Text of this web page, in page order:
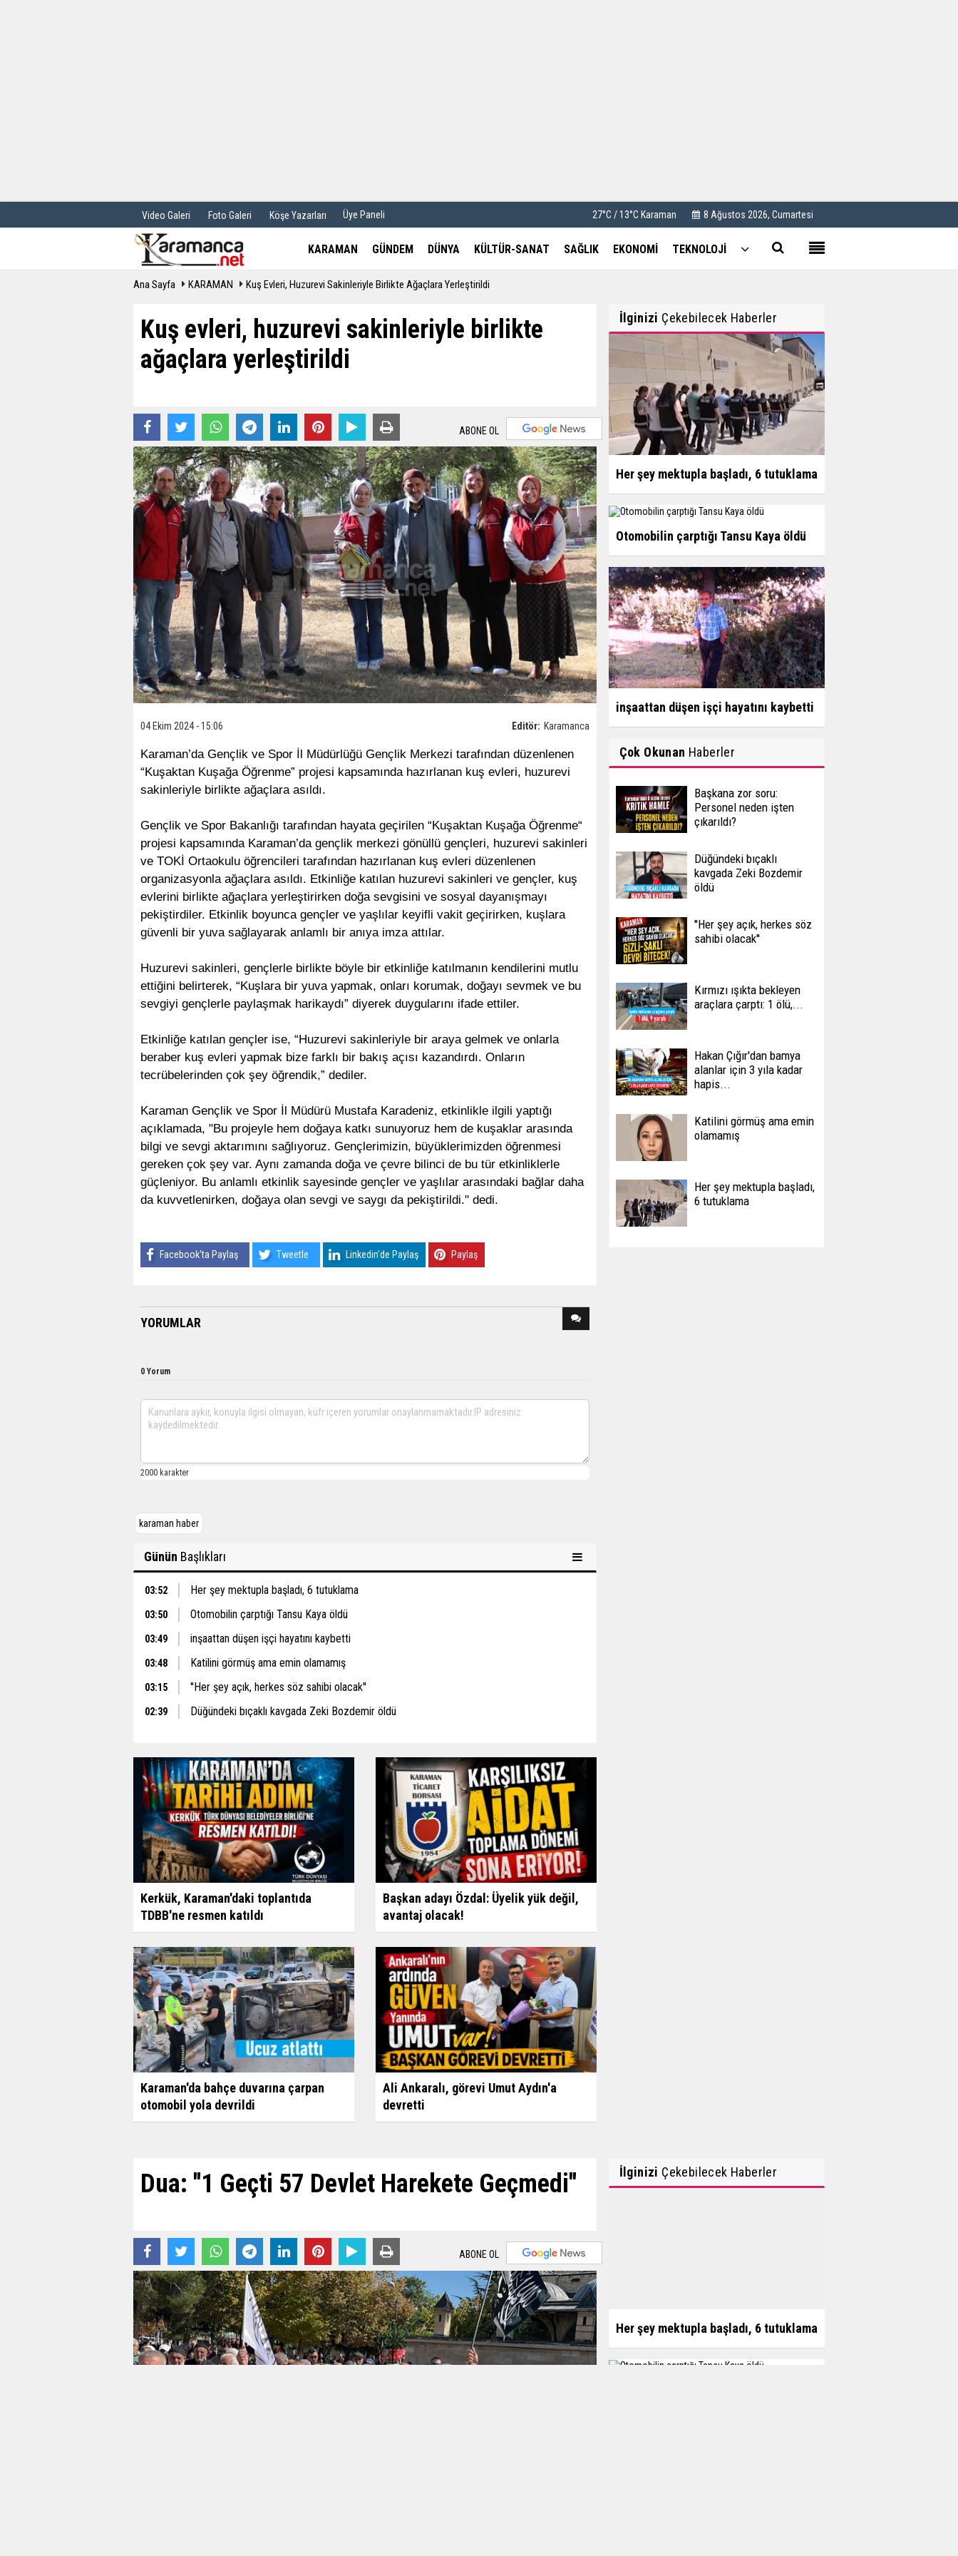
Video Galeri Foto Galeri Köşe Yazarları Üye Paneli 27°C / 13°C Karaman 8 Ağustos 2026, Cumartesi
KARAMAN GÜNDEM DÜNYA KÜLTÜR-SANAT SAĞLIK EKONOMİ TEKNOLOJİ
Ana Sayfa KARAMAN Kuş Evleri, Huzurevi Sakinleriyle Birlikte Ağaçlara Yerleştirildi
Kuş evleri, huzurevi sakinleriyle birlikte
ağaçlara yerleştirildi
ABONE OL
Editör: Karamanca
04 Ekim 2024 - 15:06
Karaman’da Gençlik ve Spor İl Müdürlüğü Gençlik Merkezi tarafından düzenlenen
“Kuşaktan Kuşağa Öğrenme” projesi kapsamında hazırlanan kuş evleri, huzurevi
sakinleriyle birlikte ağaçlara asıldı.
Gençlik ve Spor Bakanlığı tarafından hayata geçirilen “Kuşaktan Kuşağa Öğrenme“
projesi kapsamında Karaman’da gençlik merkezi gönüllü gençleri, huzurevi sakinleri
ve TOKİ Ortaokulu öğrencileri tarafından hazırlanan kuş evleri düzenlenen
organizasyonla ağaçlara asıldı. Etkinliğe katılan huzurevi sakinleri ve gençler, kuş
evlerini birlikte ağaçlara yerleştirirken doğa sevgisini ve sosyal dayanışmayı
pekiştirdiler. Etkinlik boyunca gençler ve yaşlılar keyifli vakit geçirirken, kuşlara
güvenli bir yuva sağlayarak anlamlı bir anıya imza attılar.
Huzurevi sakinleri, gençlerle birlikte böyle bir etkinliğe katılmanın kendilerini mutlu
ettiğini belirterek, “Kuşlara bir yuva yapmak, onları korumak, doğayı sevmek ve bu
sevgiyi gençlerle paylaşmak harikaydı” diyerek duygularını ifade ettiler.
Etkinliğe katılan gençler ise, “Huzurevi sakinleriyle bir araya gelmek ve onlarla
beraber kuş evleri yapmak bize farklı bir bakış açısı kazandırdı. Onların
tecrübelerinden çok şey öğrendik,” dediler.
Karaman Gençlik ve Spor İl Müdürü Mustafa Karadeniz, etkinlikle ilgili yaptığı
açıklamada, "Bu projeyle hem doğaya katkı sunuyoruz hem de kuşaklar arasında
bilgi ve sevgi aktarımını sağlıyoruz. Gençlerimizin, büyüklerimizden öğrenmesi
gereken çok şey var. Aynı zamanda doğa ve çevre bilinci de bu tür etkinliklerle
güçleniyor. Bu anlamlı etkinlik sayesinde gençler ve yaşlılar arasındaki bağlar daha
da kuvvetlenirken, doğaya olan sevgi ve saygı da pekiştirildi." dedi.
Facebook'ta Paylaş Tweetle Linkedin'de Paylaş Paylaş
YORUMLAR
0 Yorum
karaman haber
Günün Başlıkları
03:52 Her şey mektupla başladı, 6 tutuklama
03:50 Otomobilin çarptığı Tansu Kaya öldü
03:49 inşaattan düşen işçi hayatını kaybetti
03:48 Katilini görmüş ama emin olamamış
03:15 ''Her şey açık, herkes söz sahibi olacak''
02:39 Düğündeki bıçaklı kavgada Zeki Bozdemir öldü
Kerkük, Karaman'daki toplantıda
TDBB'ne resmen katıldı
Başkan adayı Özdal: Üyelik yük değil,
avantaj olacak!
Karaman'da bahçe duvarına çarpan
otomobil yola devrildi
Ali Ankaralı, görevi Umut Aydın'a
devretti
İlginizi Çekebilecek Haberler
Her şey mektupla başladı, 6 tutuklama
Otomobilin çarptığı Tansu Kaya öldü
inşaattan düşen işçi hayatını kaybetti
Çok Okunan Haberler
Başkana zor soru:
Personel neden işten
çıkarıldı?
Düğündeki bıçaklı
kavgada Zeki Bozdemir
öldü
''Her şey açık, herkes söz
sahibi olacak''
Kırmızı ışıkta bekleyen
araçlara çarptı: 1 ölü,...
Hakan Çığır'dan bamya
alanlar için 3 yıla kadar
hapis...
Katilini görmüş ama emin
olamamış
Her şey mektupla başladı,
6 tutuklama
Dua: ''1 Geçti 57 Devlet Harekete Geçmedi''
ABONE OL
İlginizi Çekebilecek Haberler
Her şey mektupla başladı, 6 tutuklama